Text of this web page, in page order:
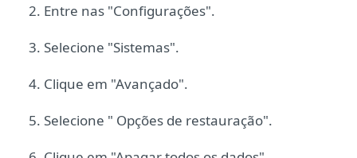
Entre nas "Configurações".
Selecione "Sistemas".
Clique em "Avançado".
Selecione " Opções de restauração".